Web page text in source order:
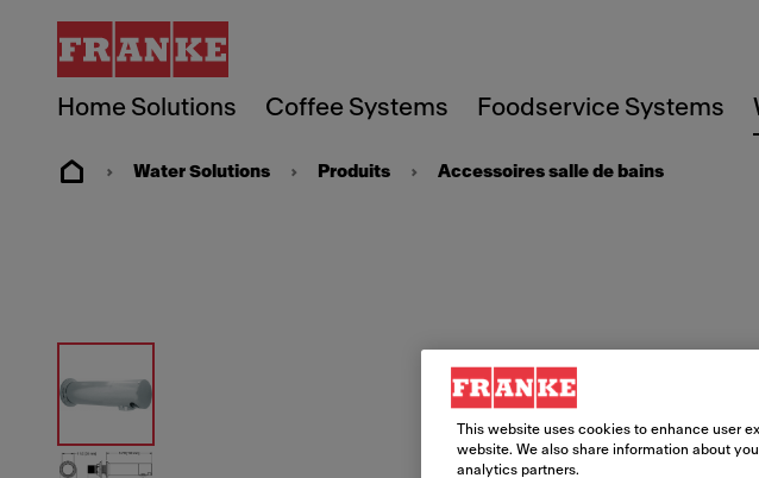
Home Solutions Coffee Systems Foodservice Systems
Water Solutions Produits Accessoires salle de bains
This website uses cookies to enhance user
website. We also share information about
analytics partners.